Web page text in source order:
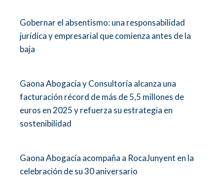
Gobernar el absentismo: una responsabilidad
jurídica y empresarial que comienza antes de la
baja
Gaona Abogacía y Consultoría alcanza una
facturación récord de más de 5,5 millones de
euros en 2025 y refuerza su estrategia en
sostenibilidad
Gaona Abogacía acompaña a RocaJunyent en la
celebración de su 30 aniversario